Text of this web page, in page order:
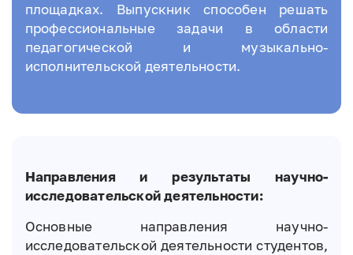
площадках. Выпускник способен решать
профессиональные задачи в области
педагогической и музыкально-
исполнительской деятельности.
Направления и результаты научно-
исследовательской деятельности:
Основные направления научно-
исследовательской деятельности студентов,